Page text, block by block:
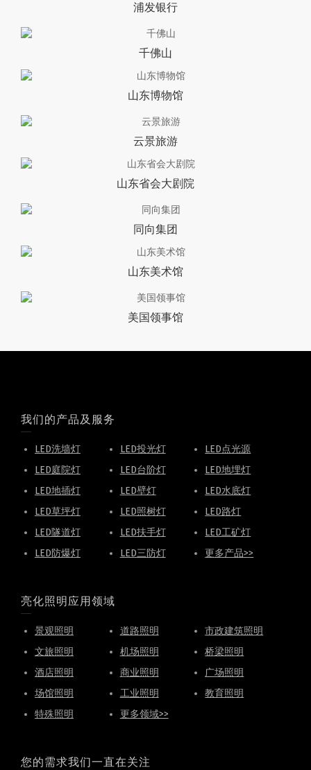
浦发银行
千佛山
山东博物馆
云景旅游
山东省会大剧院
同向集团
山东美术馆
美国领事馆
我们的产品及服务
LED洗墙灯 LED投光灯
LED点光源
LED庭院灯
LED台阶灯
LED地埋灯
LED地插灯
LED壁灯
LED水底灯
LED草坪灯
LED照树灯
LED路灯
LED隧道灯
LED扶手灯
LED工矿灯
LED防爆灯
LED三防灯 更多产品>>
亮化照明应用领域
景观照明 道路照明
市政建筑照明
文旅照明
机场照明
桥梁照明
酒店照明
商业照明
广场照明
场馆照明
工业照明
教育照明
特殊照明
更多领域>>
您的需求我们一直在关注